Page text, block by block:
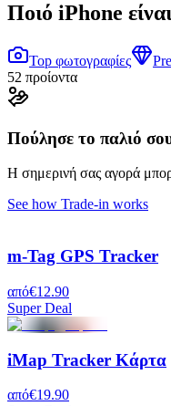
Ποιό iPhone
Top φωτογραφίες
52 προίοντα
Πούλησε το παλιό
Η σημερινή σας αγορά
See how Trade-in works
m-Tag GPS Tracker
από€12.90
Super Deal
iMap Tracker Κάρτα
από€19.90